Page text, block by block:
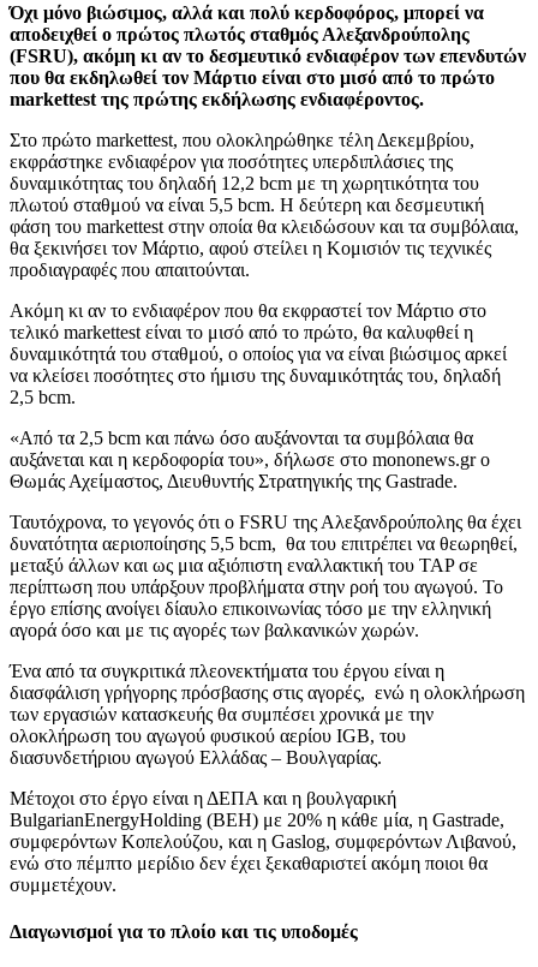
Όχι μόνο βιώσιμος, αλλά και πολύ κερδοφόρος, μπορεί να
αποδειχθεί ο πρώτος πλωτός σταθμός Αλεξανδρούπολης
(FSRU), ακόμη κι αν το δεσμευτικό ενδιαφέρον των επενδυτών
που θα εκδηλωθεί τον Μάρτιο είναι στο μισό από το πρώτο
markettest της πρώτης εκδήλωσης ενδιαφέροντος.
Στο πρώτο markettest, που ολοκληρώθηκε τέλη Δεκεμβρίου,
εκφράστηκε ενδιαφέρον για ποσότητες υπερδιπλάσιες της
δυναμικότητας του δηλαδή 12,2 bcm με τη χωρητικότητα του
πλωτού σταθμού να είναι 5,5 bcm. Η δεύτερη και δεσμευτική
φάση του markettest στην οποία θα κλειδώσουν και τα συμβόλαια,
θα ξεκινήσει τον Μάρτιο, αφού στείλει η Κομισιόν τις τεχνικές
προδιαγραφές που απαιτούνται.
Ακόμη κι αν το ενδιαφέρον που θα εκφραστεί τον Μάρτιο στο
τελικό markettest είναι το μισό από το πρώτο, θα καλυφθεί η
δυναμικότητά του σταθμού, ο οποίος για να είναι βιώσιμος αρκεί
να κλείσει ποσότητες στο ήμισυ της δυναμικότητάς του, δηλαδή
2,5 bcm.
«Από τα 2,5 bcm και πάνω όσο αυξάνονται τα συμβόλαια θα
αυξάνεται και η κερδοφορία του», δήλωσε στο mononews.gr ο
Θωμάς Αχείμαστος, Διευθυντής Στρατηγικής της Gastrade.
Ταυτόχρονα, το γεγονός ότι ο FSRU της Αλεξανδρούπολης θα έχει
δυνατότητα αεριοποίησης 5,5 bcm, θα του επιτρέπει να θεωρηθεί,
μεταξύ άλλων και ως μια αξιόπιστη εναλλακτική του TAP σε
περίπτωση που υπάρξουν προβλήματα στην ροή του αγωγού. Το
έργο επίσης ανοίγει δίαυλο επικοινωνίας τόσο με την ελληνική
αγορά όσο και με τις αγορές των βαλκανικών χωρών.
Ένα από τα συγκριτικά πλεονεκτήματα του έργου είναι η
διασφάλιση γρήγορης πρόσβασης στις αγορές, ενώ η ολοκλήρωση
των εργασιών κατασκευής θα συμπέσει χρονικά με την
ολοκλήρωση του αγωγού φυσικού αερίου IGB, του
διασυνδετήριου αγωγού Ελλάδας – Βουλγαρίας.
Μέτοχοι στο έργο είναι η ΔΕΠΑ και η βουλγαρική
ΒulgarianΕnergyΗolding (BEH) με 20% η κάθε μία, η Gastrade,
συμφερόντων Κοπελούζου, και η Gaslog, συμφερόντων Λιβανού,
ενώ στο πέμπτο μερίδιο δεν έχει ξεκαθαριστεί ακόμη ποιοι θα
συμμετέχουν.
Διαγωνισμοί για το πλοίο και τις υποδομές